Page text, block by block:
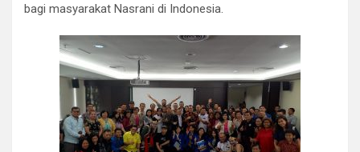
bagi masyarakat Nasrani di Indonesia.